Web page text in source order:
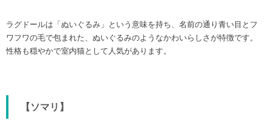
ラグドールは「ぬいぐるみ」という意味を持ち、名前の通り青い目とフ
ワフワの毛で包まれた、ぬいぐるみのようなかわいらしさが特徴です。
性格も穏やかで室内猫として人気があります。
【ソマリ】